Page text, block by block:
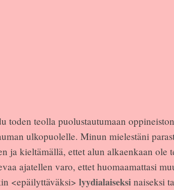
toden teolla puolustautumaan
ulkopuolelle. Minun mielestäni
ja kieltämällä, ettet alun alkaenkaan ole
ajatellen varo, ettet huomaamattasi
<epäilyttäväksi> lyydialaiseksinaiseksi